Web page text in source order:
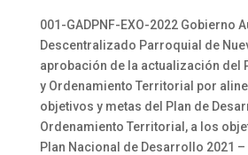
001-GADPNF-EXO-2022 Gobierno
Descentralizado Parroquial de
aprobación de la actualización del
y Ordenamiento Territorial por
objetivos y metas del Plan de
Ordenamiento Territorial, a los
Plan Nacional de Desarrollo 2021 –